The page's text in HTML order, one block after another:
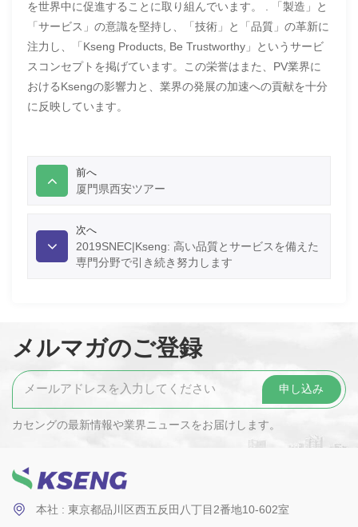
を世界中に促進することに取り組んでいます。 . 「製造」と
「サービス」の意識を堅持し、「技術」と「品質」の革新に
注力し、「Kseng Products, Be Trustworthy」というサービ
スコンセプトを掲げています。この栄誉はまた、PV業界に
おけるKsengの影響力と、業界の発展の加速への貢献を十分
に反映しています。
前へ
厦門県西安ツアー
次へ
2019SNEC|Kseng: 高い品質とサービスを備えた
専門分野で引き続き努力します
メルマガのご登録
カセングの最新情報や業界ニュースをお届けします。
本社 : 東京都品川区西五反田八丁目2番地10-602室